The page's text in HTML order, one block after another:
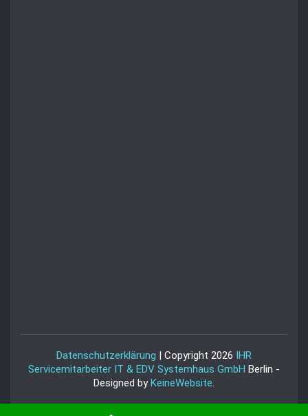
Datenschutzerklärung | Copyright 2026 IHR
Servicemitarbeiter IT & EDV Systemhaus GmbH Berlin -
Designed byKeineWebsite.